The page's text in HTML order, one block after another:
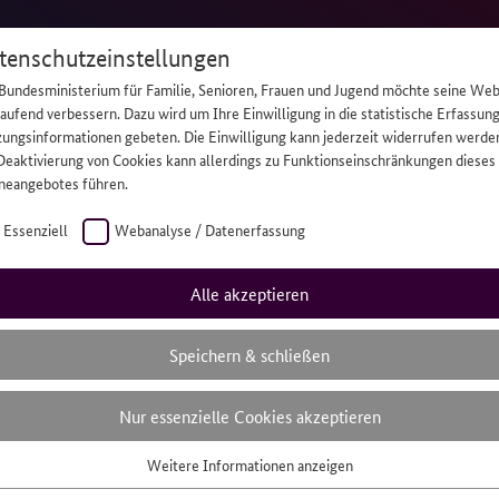
Hilfe
hilft, braucht
Hilfe.
für Familie, Senioren, Frauen und Jugend möchte seine
verbessern. Dazu wird um Ihre Einwilligung in die statistische
gebeten. Die Einwilligung kann jederzeit widerrufen
von Cookies kann allerdings zu Funktionseinschränkungen dieses
führen.
Essenziell Webanalyse / Datenerfassung
Alle akzeptieren
Speichern & schließen
Nur essenzielle Cookies akzeptieren
Weitere Informationen anzeigen